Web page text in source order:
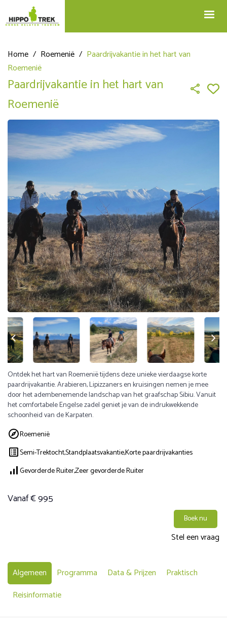
Home / Roemenië / Paardrijvakantie in het hart van
Roemenië
Paardrijvakantie in het hart van
Roemenië
Ontdek het hart van Roemenië tijdens deze unieke vierdaagse korte
paardrijvakantie. Arabieren, Lipizzaners en kruisingen nemen je mee
door het adembenemende landschap van het graafschap Sibiu. Vanuit
het comfortabele Engelse zadel geniet je van de indrukwekkende
schoonheid van de Karpaten.
Roemenië
Semi-Trektocht,Standplaatsvakantie,Korte paardrijvakanties
Gevorderde Ruiter,Zeer gevorderde Ruiter
Vanaf € 995
Boek nu
Stel een vraag
Algemeen Programma Data & Prijzen
Praktisch
Reisinformatie